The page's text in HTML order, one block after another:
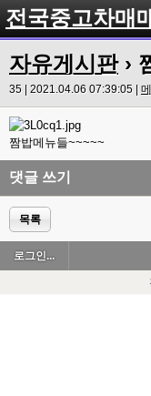
전국중고차매
자유게시판›
35 | 2021.04.06 07:39:05 |
짬밥메뉴들~~~~~
댓글 쓰기
목록
로그인...